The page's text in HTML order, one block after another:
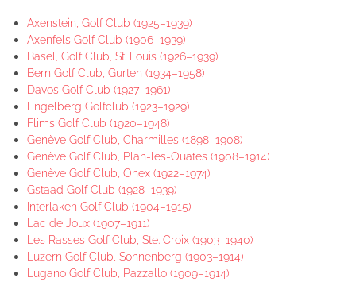
Axenstein, Golf Club (1925–1939)
Axenfels Golf Club (1906–1939)
Basel, Golf Club, St. Louis (1926–1939)
Bern Golf Club, Gurten (1934–1958)
Davos Golf Club (1927–1961)
Engelberg Golfclub (1923–1929)
Flims Golf Club (1920–1948)
Genève Golf Club, Charmilles (1898–1908)
Genève Golf Club, Plan-les-Ouates (1908–1914)
Genève Golf Club, Onex (1922–1974)
Gstaad Golf Club (1928–1939)
Interlaken Golf Club (1904–1915)
Lac de Joux (1907–1911)
Les Rasses Golf Club, Ste. Croix (1903–1940)
Luzern Golf Club, Sonnenberg (1903–1914)
Lugano Golf Club, Pazzallo (1909–1914)